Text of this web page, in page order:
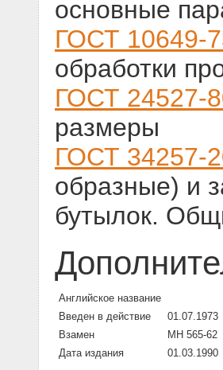
основные
ГОСТ 10649-
обработки
ГОСТ 24527-
размеры
ГОСТ 34257-
образные) и
бутылок.
Английское название
Введен в действие
01.07.1973
Взамен
МН 565-62
Дата издания
01.03.1990